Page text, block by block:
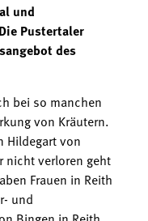
und
Pustertaler
des
bei so manchen
von Kräutern.
Hildegart von
nicht verloren geht
Frauen in Reith
und